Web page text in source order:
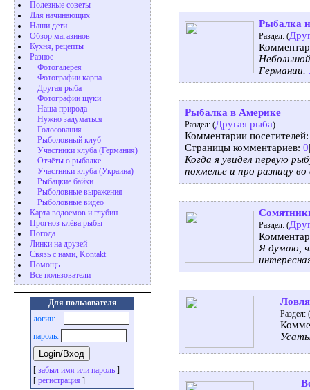
Полезные советы
Для начинающих
Наши дети
Обзор магазинов
Кухня, рецепты
Разное
Фотогалерея
Фотографии карпа
Другая рыба
Фотографии щуки
Наша природа
Нужно задуматься
Голосования
Рыболовный клуб
Участники клуба (Германия)
Отчёты о рыбалке
Участники клуба (Украина)
Рыбацкие байки
Рыболовные выражения
Рыболовные видео
Карта водоемов и глубин
Прогноз клёва рыбы
Погода
Линки на друзей
Связь с нами, Kontakt
Помощь
Все пользователи
Для пользователя
логин:
пароль:
[ забыл имя или пароль ]
[ регистрация ]
Рыбалка
Раздел: (
Германии.
Рыбалка в Америке
Раздел: (Другая рыба)
Комментарии
Страницы комментариев: 0|
Когда я увидел первую
похмелье и про разницу во
Раздел: (
Я думаю,
Раздел: (